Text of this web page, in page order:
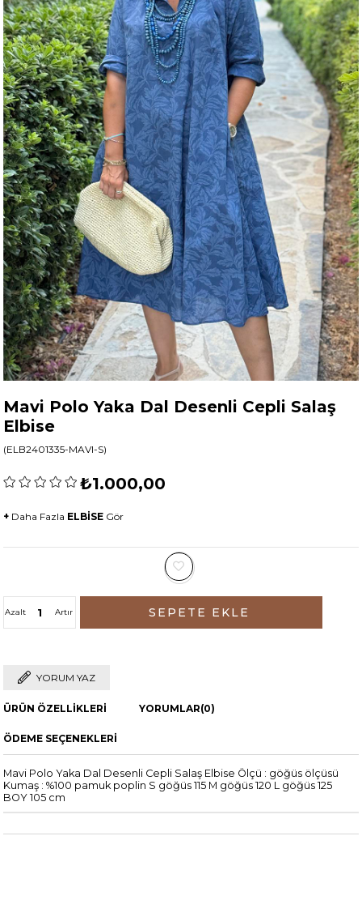
Mavi Polo Yaka Dal Desenli Cepli Salaş
Elbise
(ELB2401335-MAVI-S)
₺1.000,00
+ Daha Fazla ELBİSE Gör
Artır
Azalt
YORUM YAZ
ÜRÜN ÖZELLIKLERI YORUMLAR(0)
ÖDEME SEÇENEKLERI
Mavi Polo Yaka Dal Desenli Cepli Salaş Elbise Ölçü : göğüs ölçüsü
Kumaş : %100 pamuk poplin S göğüs 115 M göğüs 120 L göğüs 125
BOY 105 cm